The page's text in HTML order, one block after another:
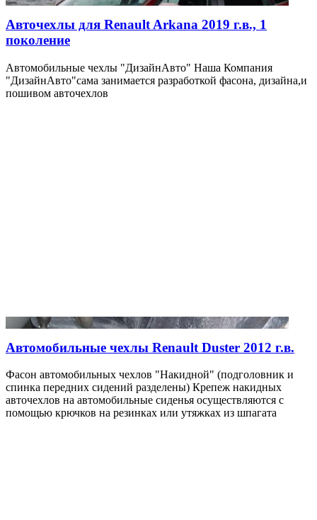
Авточехлы для Renault Arkana 2019 г.в., 1
поколение
Автомобильные чехлы "ДизайнАвто" Наша Компания
"ДизайнАвто"сама занимается разработкой фасона, дизайна,и
пошивом авточехлов
Автомобильные чехлы Renault Duster 2012 г.в.
Фасон автомобильных чехлов "Накидной" (подголовник и
спинка передних сидений разделены) Крепеж накидных
авточехлов на автомобильные сиденья осуществляются с
помощью крючков на резинках или утяжках из шпагата